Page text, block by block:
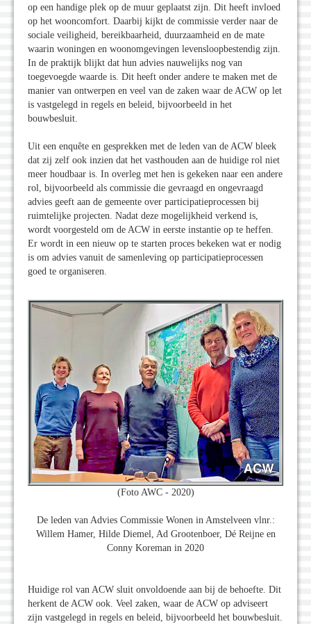
op een handige plek op de muur geplaatst zijn. Dit heeft invloed
op het wooncomfort. Daarbij kijkt de commissie verder naar de
sociale veiligheid, bereikbaarheid, duurzaamheid en de mate
waarin woningen en woonomgevingen levensloopbestendig zijn.
In de praktijk blijkt dat hun advies nauwelijks nog van
toegevoegde waarde is. Dit heeft onder andere te maken met de
manier van ontwerpen en veel van de zaken waar de ACW op let
is vastgelegd in regels en beleid, bijvoorbeeld in het
bouwbesluit.
Uit een enquête en gesprekken met de leden van de ACW bleek
dat zij zelf ook inzien dat het vasthouden aan de huidige rol niet
meer houdbaar is. In overleg met hen is gekeken naar een andere
rol, bijvoorbeeld als commissie die gevraagd en ongevraagd
advies geeft aan de gemeente over participatieprocessen bij
ruimtelijke projecten. Nadat deze mogelijkheid verkend is,
wordt voorgesteld om de ACW in eerste instantie op te heffen.
Er wordt in een nieuw op te starten proces bekeken wat er nodig
is om advies vanuit de samenleving op participatieprocessen
goed te organiseren.
(Foto AWC - 2020)
De leden van Advies Commissie Wonen in Amstelveen vlnr.:
Willem Hamer, Hilde Diemel, Ad Grootenboer, Dé Reijne en
Conny Koreman in 2020
Huidige rol van ACW sluit onvoldoende aan bij de behoefte. Dit
herkent de ACW ook. Veel zaken, waar de ACW op adviseert
zijn vastgelegd in regels en beleid, bijvoorbeeld het bouwbesluit.